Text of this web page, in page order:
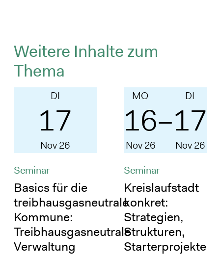
Weitere Inhalte zum
Thema
DI
17
Nov 26
Seminar
Basics für die
treibhausgasneutrale
Kommune:
Treibhausgasneutrale
Verwaltung
MO
16
Nov 26
–
DI
17
Nov 26
Seminar
Kreislaufstadt
konkret:
Strategien,
Strukturen,
Starterprojekte